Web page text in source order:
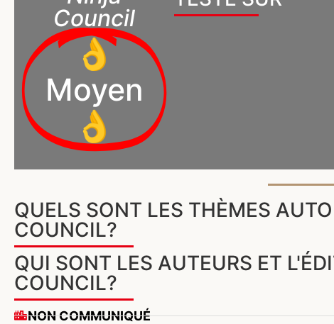
Council
👌
Moyen
👌
QUELS SONT LES THÈMES
COUNCIL?
QUI SONT LES AUTEURS ET
COUNCIL?
NON COMMUNIQUÉ